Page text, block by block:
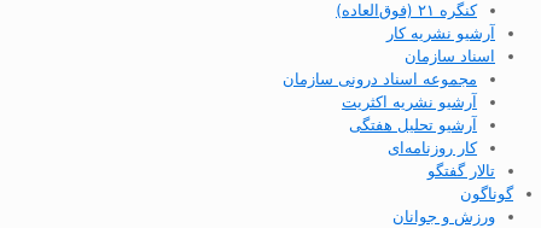
کنگره ۲۱ (فوق‌العاده)
آرشیو نشریه کار
اسناد سازمان
مجموعه اسناد درونی سازمان
آرشیو نشریه اکثریت
آرشیو تحلیل هفتگی
کار روزنامه‌ای
تالار گفتگو
گوناگون
ورزش و جوانان